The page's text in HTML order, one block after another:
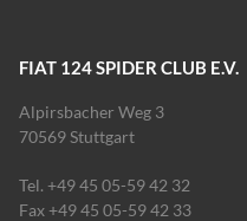
FIAT 124 SPIDER CLUB E.V.
Alpirsbacher Weg 3
70569 Stuttgart
Tel. +49 45 05-59 42 32
Fax +49 45 05-59 42 33